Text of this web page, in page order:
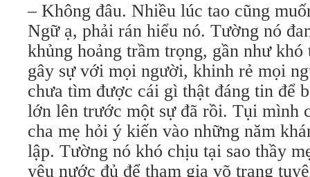
– Không đâu. Nhiều lúc tao cũng
Ngữ ạ, phải rán hiểu nó. Tường nó
khủng hoảng trầm trọng, gần như
gây sự với mọi người, khinh rẻ mọi
chưa tìm được cái gì thật đáng tin để
lớn lên trước một sự đã rồi. Tụi mình
cha mẹ hỏi ý kiến vào những năm
lập. Tường nó khó chịu tại sao thầy
yêu nước đủ để tham gia võ trang